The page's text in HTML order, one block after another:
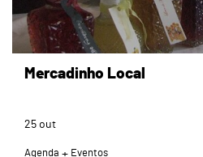
Mercadinho Local
25 out
Agenda Eventos